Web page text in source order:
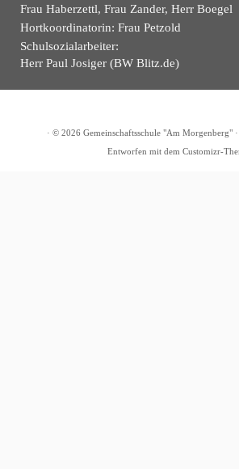
Frau Haberzettl, Frau Zander, Herr Boegel
Hortkoordinatorin: Frau Petzold
Schulsozialarbeiter:
Herr Paul Josiger (BW Blitz.de)
· © 2026 Gemeinschaftsschule "Am Morgenberg"·
Entworfen mit dem Customizr-